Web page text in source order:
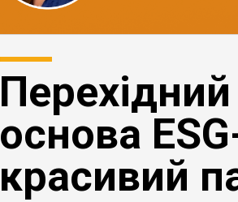
основа
красивий